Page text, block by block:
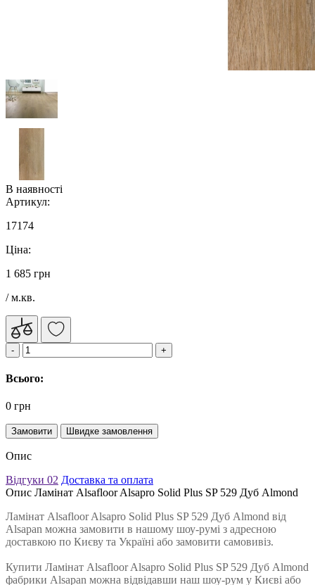
В наявності
Артикул:
17174
Ціна:
1 685 грн
/ м.кв.
Всього:
0 грн
Замовити Швидке замовлення
Опис
Відгуки 02 Доставка та оплата
Опис Ламінат Alsafloor Alsapro Solid Plus SP 529 Дуб Almond
Ламінат Alsafloor Alsapro Solid Plus SP 529 Дуб Almond від
Alsapan можна замовити в нашому шоу-румі з адресною
доставкою по Києву та Україні або замовити самовивіз.
Купити Ламінат Alsafloor Alsapro Solid Plus SP 529 Дуб Almond
фабрики Alsapan можна відвідавши наш шоу-рум у Києві або